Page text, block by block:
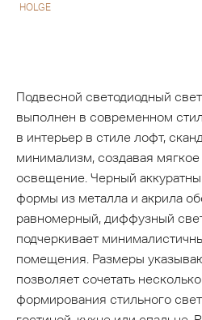
HOLGE
Подвесной светодиодный
выполнен в современном
в интерьер в стиле лофт,
минимализм, создавая
освещение. Черный
формы из металла и акрила
равномерный, диффузный
подчеркивает
помещения. Размеры
позволяет сочетать
формирования стильного